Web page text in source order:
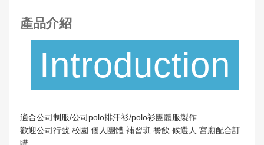
產品介紹
Introduction
適合公司制服/公司polo排汗衫/polo衫團體服製作
歡迎公司行號.校園.個人團體.補習班.餐飲.候選人.宮廟配合訂